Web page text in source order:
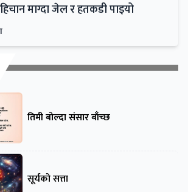
माग्दा जेल र हतकडी पाइयो
तिमी बोल्दा संसार बाँच्छ
सूर्यको सत्ता